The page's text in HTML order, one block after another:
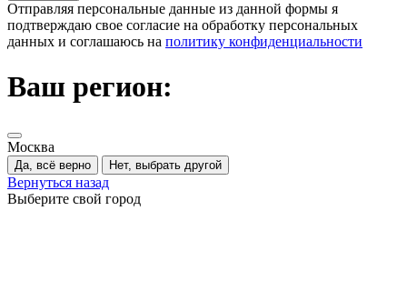
Отправляя персональные данные из данной формы я
подтверждаю свое согласие на обработку персональных
данных и соглашаюсь на политику конфиденциальности
Ваш регион:
Москва
Да, всё верно Нет, выбрать другой
Вернуться назад
Выберите свой город